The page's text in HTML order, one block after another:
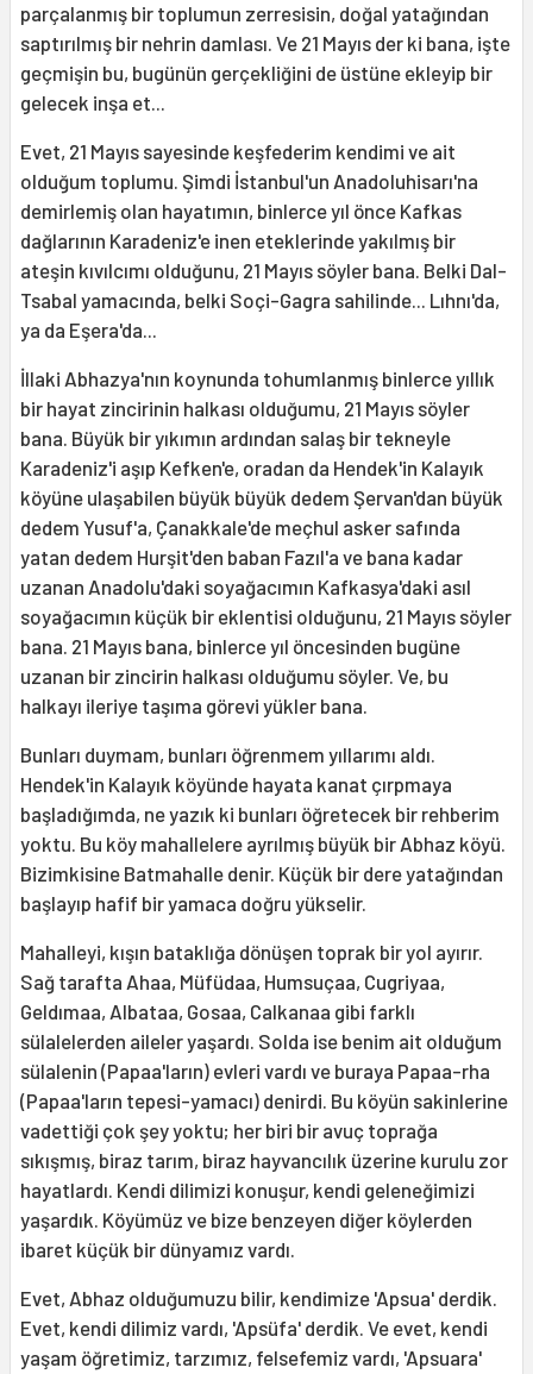
parçalanmış bir toplumun zerresisin, doğal yatağından
saptırılmış bir nehrin damlası. Ve 21 Mayıs der ki bana, işte
geçmişin bu, bugünün gerçekliğini de üstüne ekleyip bir
gelecek inşa et...
Evet, 21 Mayıs sayesinde keşfederim kendimi ve ait
olduğum toplumu. Şimdi İstanbul'un Anadoluhisarı'na
demirlemiş olan hayatımın, binlerce yıl önce Kafkas
dağlarının Karadeniz'e inen eteklerinde yakılmış bir
ateşin kıvılcımı olduğunu, 21 Mayıs söyler bana. Belki Dal-
Tsabal yamacında, belki Soçi-Gagra sahilinde... Lıhnı'da,
ya da Eşera'da...
İllaki Abhazya'nın koynunda tohumlanmış binlerce yıllık
bir hayat zincirinin halkası olduğumu, 21 Mayıs söyler
bana. Büyük bir yıkımın ardından salaş bir tekneyle
Karadeniz'i aşıp Kefken'e, oradan da Hendek'in Kalayık
köyüne ulaşabilen büyük büyük dedem Şervan'dan büyük
dedem Yusuf'a, Çanakkale'de meçhul asker safında
yatan dedem Hurşit'den baban Fazıl'a ve bana kadar
uzanan Anadolu'daki soyağacımın Kafkasya'daki asıl
soyağacımın küçük bir eklentisi olduğunu, 21 Mayıs söyler
bana. 21 Mayıs bana, binlerce yıl öncesinden bugüne
uzanan bir zincirin halkası olduğumu söyler. Ve, bu
halkayı ileriye taşıma görevi yükler bana.
Bunları duymam, bunları öğrenmem yıllarımı aldı.
Hendek'in Kalayık köyünde hayata kanat çırpmaya
başladığımda, ne yazık ki bunları öğretecek bir rehberim
yoktu. Bu köy mahallelere ayrılmış büyük bir Abhaz köyü.
Bizimkisine Batmahalle denir. Küçük bir dere yatağından
başlayıp hafif bir yamaca doğru yükselir.
Mahalleyi, kışın bataklığa dönüşen toprak bir yol ayırır.
Sağ tarafta Ahaa, Müfüdaa, Humsuçaa, Cugriyaa,
Geldımaa, Albataa, Gosaa, Calkanaa gibi farklı
sülalelerden aileler yaşardı. Solda ise benim ait olduğum
sülalenin (Papaa'ların) evleri vardı ve buraya Papaa-rha
(Papaa'ların tepesi-yamacı) denirdi. Bu köyün sakinlerine
vadettiği çok şey yoktu; her biri bir avuç toprağa
sıkışmış, biraz tarım, biraz hayvancılık üzerine kurulu zor
hayatlardı. Kendi dilimizi konuşur, kendi geleneğimizi
yaşardık. Köyümüz ve bize benzeyen diğer köylerden
ibaret küçük bir dünyamız vardı.
Evet, Abhaz olduğumuzu bilir, kendimize 'Apsua' derdik.
Evet, kendi dilimiz vardı, 'Apsüfa' derdik. Ve evet, kendi
yaşam öğretimiz, tarzımız, felsefemiz vardı, 'Apsuara'